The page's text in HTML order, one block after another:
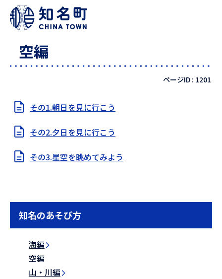
空編
ページID : 1201
その1.朝日を見に行こう
その2.夕日を見に行こう
その3.星空を眺めてみよう
知名のあそび方
海編
空編
山・川編